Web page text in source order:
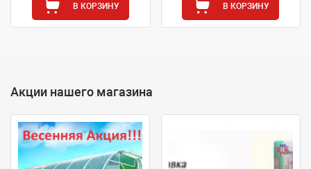
В КОРЗИНУ В КОРЗИНУ
Акции нашего магазина